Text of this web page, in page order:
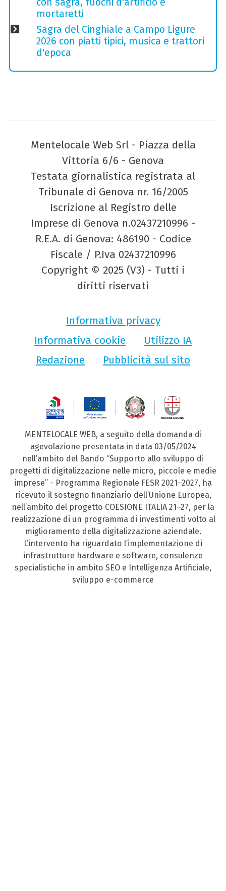
mortaretti
Sagra del Cinghiale a Campo Ligure
2026 con piatti tipici, musica e trattori
d'epoca
Mentelocale Web Srl - Piazza della
Vittoria 6/6 - Genova
Testata giornalistica registrata al
Tribunale di Genova nr. 16/2005
Iscrizione al Registro delle
Imprese di Genova n.02437210996 -
R.E.A. di Genova: 486190 - Codice
Fiscale / P.Iva 02437210996
Copyright © 2025 (V3) - Tutti i
diritti riservati
Informativa privacy
Informativa cookie
Utilizzo IA
Redazione
Pubblicità sul sito
MENTELOCALE WEB, a seguito della domanda di
agevolazione presentata in data 03/05/2024
nell’ambito del Bando “Supporto allo sviluppo di
progetti di digitalizzazione nelle micro, piccole e medie
imprese” - Programma Regionale FESR 2021–2027, ha
ricevuto il sostegno finanziario dell’Unione Europea,
nell’ambito del progetto COESIONE ITALIA 21–27, per la
realizzazione di un programma di investimenti volto al
miglioramento della digitalizzazione aziendale.
L’intervento ha riguardato l’implementazione di
infrastrutture hardware e software, consulenze
specialistiche in ambito SEO e Intelligenza Artificiale,
sviluppo e-commerce